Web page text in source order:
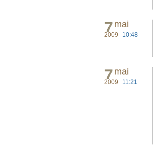
7mai
2009 10:48
7mai
2009 11:21